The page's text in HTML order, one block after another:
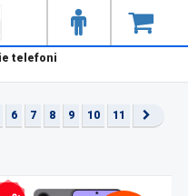
telefoni
6 7 8 9 10 11